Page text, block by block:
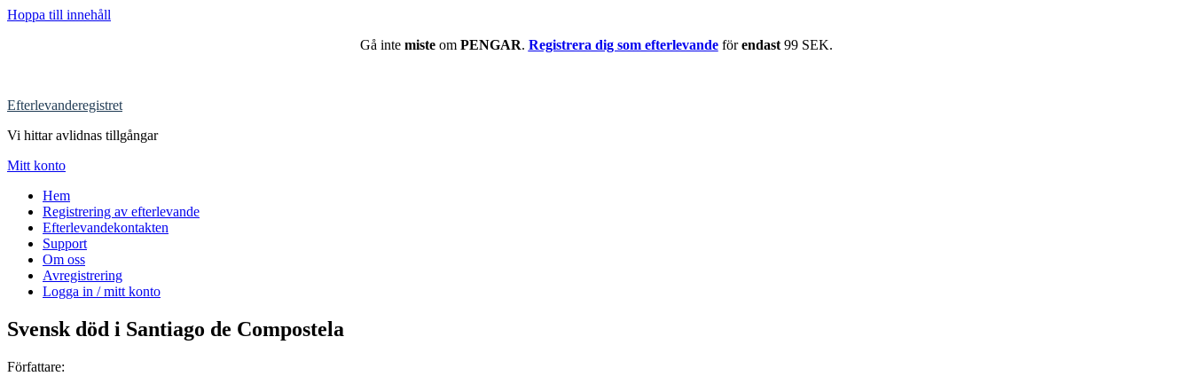
Hoppa till innehåll
Gå inte misteom PENGAR. Registrera dig som efterlevandeförendast99 SEK.
Efterlevanderegistret
Vi hittar avlidnas tillgångar
Mitt konto
Hem
Registrering av efterlevande
Efterlevandekontakten
Support
Om oss
Avregistrering
Logga in / mitt konto
Svensk död i Santiago de Compostela
Författare: